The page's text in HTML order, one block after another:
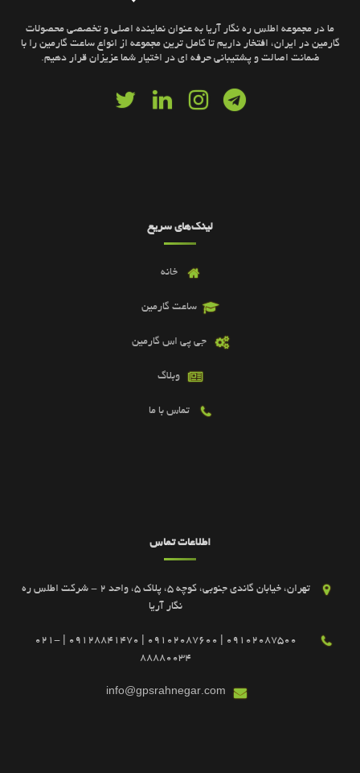
ما در مجموعه اطلس ره نگار آریا به عنوان نماینده اصلی و تخصصی محصولات
گارمین در ایران، افتخار داریم تا کامل ترین مجموعه از انواع ساعت گارمین را با
ضمانت اصالت و پشتیبانی حرفه ای در اختیار شما عزیزان قرار دهیم.
لینک‌های سریع
خانه
ساعت گارمین
جی پی اس گارمین
وبلاگ
تماس با ما
اطلاعات تماس
تهران، خیابان گاندی جنوبی، کوچه 5، پلاک 5، واحد 2 - شرکت اطلس ره
نگار آریا
09102087500 | 09102087600 | 09128841470 | 021-
88880034
info@gpsrahnegar.com